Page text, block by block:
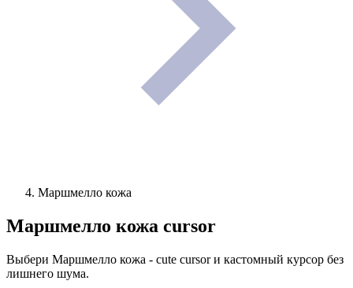
Маршмелло кожа
Маршмелло кожа cursor
Выбери Маршмелло кожа - cute cursor и кастомный курсор без
лишнего шума.